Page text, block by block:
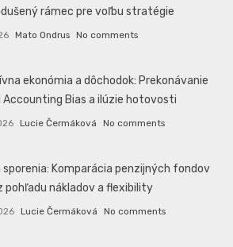
rámec pre voľbu stratégie
Mato Ondrus No comments
ekonómia a dôchodok: Prekonávanie
Accounting Bias a ilúzie hotovosti
Lucie Čermáková No comments
sporenia: Komparácia penzijných fondov
pohľadu nákladov a flexibility
Lucie Čermáková No comments